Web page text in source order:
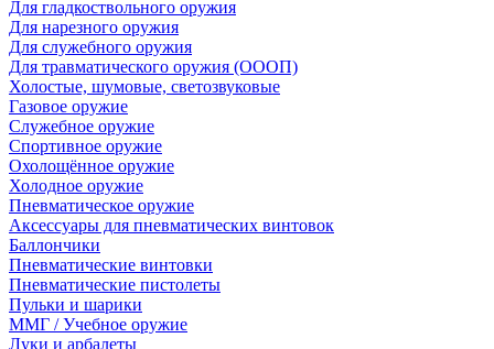
Для гладкоствольного оружия
Для нарезного оружия
Для служебного оружия
Для травматического оружия (ОООП)
Холостые, шумовые, светозвуковые
Газовое оружие
Служебное оружие
Спортивное оружие
Охолощённое оружие
Холодное оружие
Пневматическое оружие
Аксессуары для пневматических винтовок
Баллончики
Пневматические винтовки
Пневматические пистолеты
Пульки и шарики
ММГ / Учебное оружие
Луки и арбалеты